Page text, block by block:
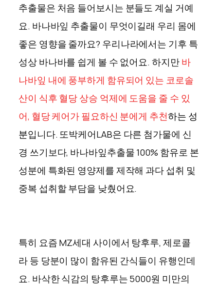
추출물은 처음 들어보시는 분들도 계실 거예
요. 바나바잎 추출물이 무엇이길래 우리 몸에
좋은 영향을 줄까요? 우리나라에서는 기후 특
성상 바나바를 쉽게 볼 수 없어요. 하지만 바
나바잎 내에 풍부하게 함유되어 있는 코로솔
산이 식후 혈당 상승 억제에 도움을 줄 수 있
어, 혈당 케어가 필요하신 분에게 추천하는 성
분입니다.또박케어LAB은 다른 첨가물에 신
경 쓰기보다, 바나바잎추출물100% 함유로 본
성분에 특화된 영양제를 제작해 과다 섭취 및
중복 섭취할 부담을 낮췄어요.
특히 요즘MZ세대 사이에서 탕후루,제로콜
라 등 당분이 많이 함유된 간식들이 유행인데
요. 바삭한 식감의 탕후루는5000원 미만의